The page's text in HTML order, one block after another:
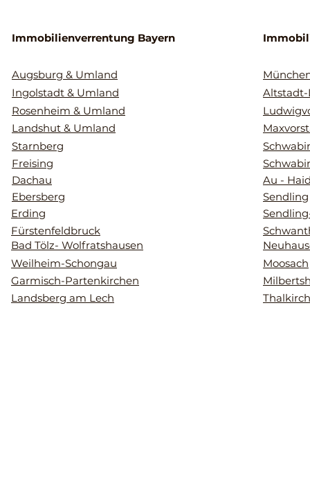
Immobilienverrentung Bayern
Augsburg & Umland
Ingolstadt & Umland
Rosenheim & Umland
Landshut & Umland
Starnberg
Freising
Dachau
Ebersberg
Erding
Fürstenfeldbruck
Bad Tölz- Wolfratshausen
Weilheim-Schongau
Garmisch-Partenkirchen
Landsberg am Lech
Altstadt-
Au -
Sendling
Moosach